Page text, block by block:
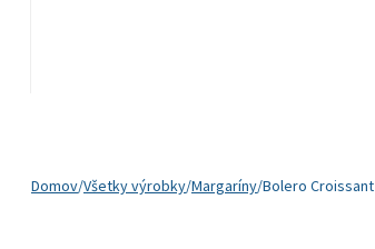
Domov/Všetky výrobky/Margaríny/Bolero Croissant